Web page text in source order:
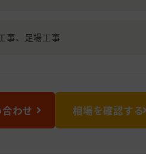
事、足場工事
わせ 相場を確認する